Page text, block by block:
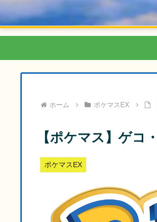
ホーム ポケマスEX
【ポケマス】ゲコ
ポケマスEX